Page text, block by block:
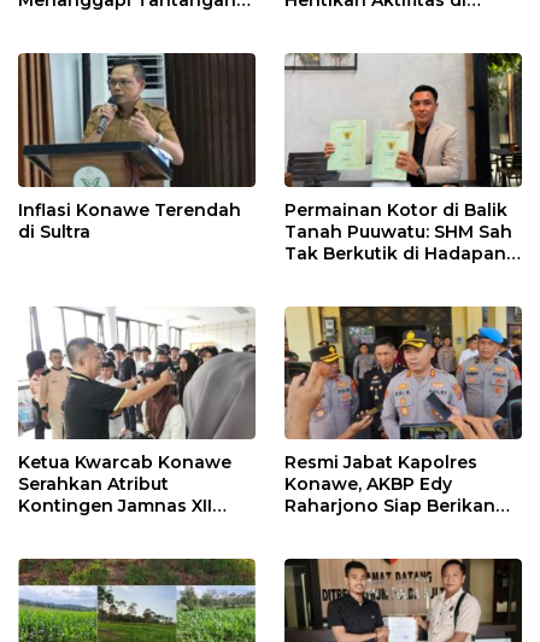
Inflasi Konawe Terendah
di Sultra
Permainan Kotor di Balik
Tanah Puuwatu: SHM Sah
Tak Berkutik di Hadapan
Ketua Kwarcab Konawe
Serahkan Atribut
Kontingen Jamnas XII
Resmi Jabat Kapolres
Konawe, AKBP Edy
Raharjono Siap Berikan